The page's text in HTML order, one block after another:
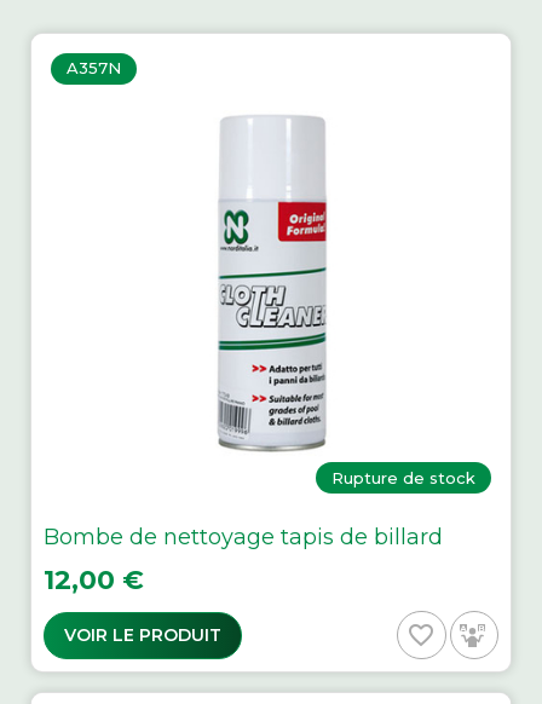
A357N
Rupture de stock
Bombe de nettoyage tapis de billard
Prix
12,00 €
VOIR LE PRODUIT favorite_border